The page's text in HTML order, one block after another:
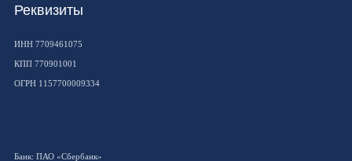
Реквизиты
ИНН 7709461075
КПП 770901001
ОГРН 1157700009334
Банк: ПАО «Сбербанк»